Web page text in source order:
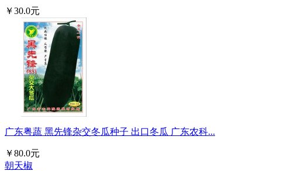
￥30.0元
广东粤蔬 黑先锋杂交冬瓜种子 出口冬瓜 广东农科...
￥80.0元
朝天椒